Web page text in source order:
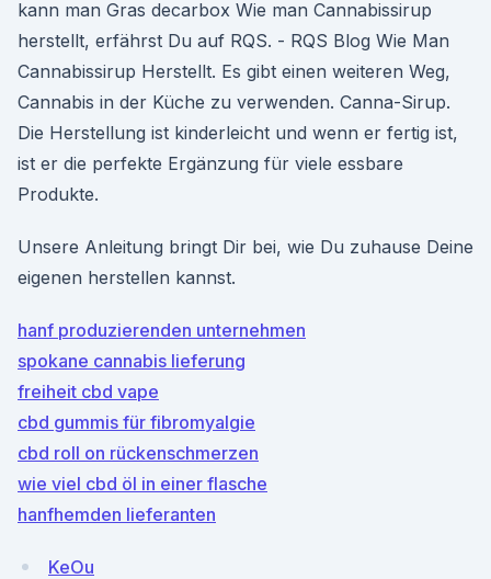
kann man Gras decarbox Wie man Cannabissirup
herstellt, erfährst Du auf RQS. - RQS Blog Wie Man
Cannabissirup Herstellt. Es gibt einen weiteren Weg,
Cannabis in der Küche zu verwenden. Canna-Sirup.
Die Herstellung ist kinderleicht und wenn er fertig ist,
ist er die perfekte Ergänzung für viele essbare
Produkte.
Unsere Anleitung bringt Dir bei, wie Du zuhause Deine
eigenen herstellen kannst.
hanf produzierenden unternehmen
spokane cannabis lieferung
freiheit cbd vape
cbd gummis für fibromyalgie
cbd roll on rückenschmerzen
wie viel cbd öl in einer flasche
hanfhemden lieferanten
KeOu